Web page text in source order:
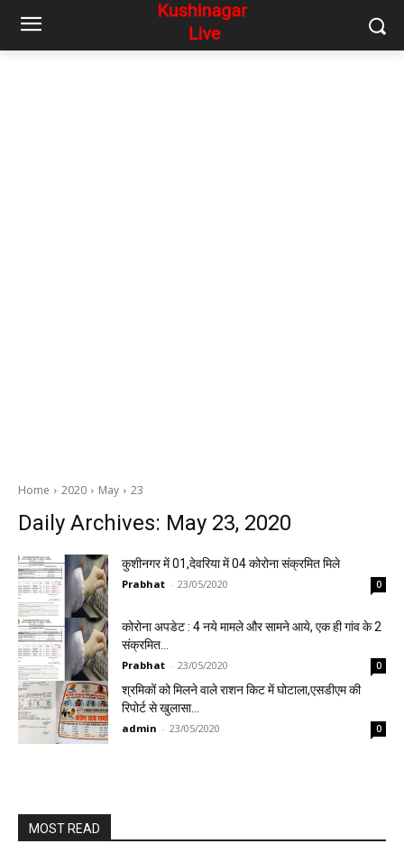
Home 2020 May 23
Daily Archives: May 23, 2020
कुशीनगर में 01,देवरिया में 04 कोरोना संक्रमित मिले
Prabhat - 23/05/2020 0
कोरोना अपडेट : 4 नये मामले और सामने आये, एक ही गांव के 2
संक्रमित…
Prabhat - 23/05/2020 0
श्रमिकों को मिलने वाले राशन किट में घोटाला,एसडीएम की
रिपोर्ट से खुलासा…
admin - 23/05/2020 0
MOST READ